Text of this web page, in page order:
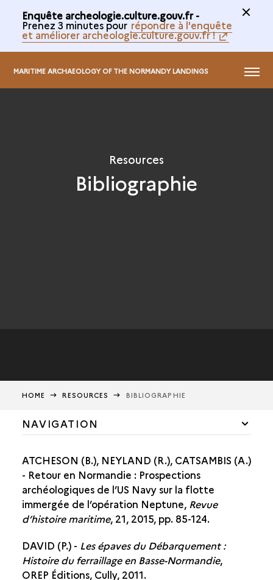
Enquête archeologie.culture.gouv.fr -
Prenez 3 minutes pour répondre à l'enquête
et améliorer archeologie.culture.gouv.fr !
MARITIME ARCHAEOLOGY OF THE NORMANDY LANDINGS MENU
Resources
Bibliographie
HOME RESOURCES BIBLIOGRAPHIE
NAVIGATION
MEDIA LIBRARY
INFORMATION FOR DIVERS
BIBLIOGRAPHY
ATCHESON (B.), NEYLAND (R.), CATSAMBIS (A.)
- Retour en Normandie : Prospections
archéologiques de l’US Navy sur la flotte
immergée de l’opération Neptune, Revue
d’histoire maritime, 21, 2015, pp. 85-124.
DAVID (P.) - Les épaves du Débarquement :
Histoire du ferraillage en Basse-Normandie,
OREP Éditions, Cully, 2011.